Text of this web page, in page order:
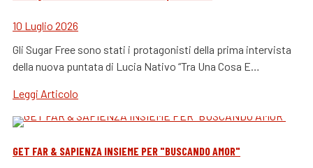
10 Luglio 2026
Gli Sugar Free sono stati i protagonisti della prima intervista
della nuova puntata di Lucia Nativo “Tra Una Cosa E…
Leggi Articolo
GET FAR & SAPIENZA INSIEME PER "BUSCANDO AMOR"